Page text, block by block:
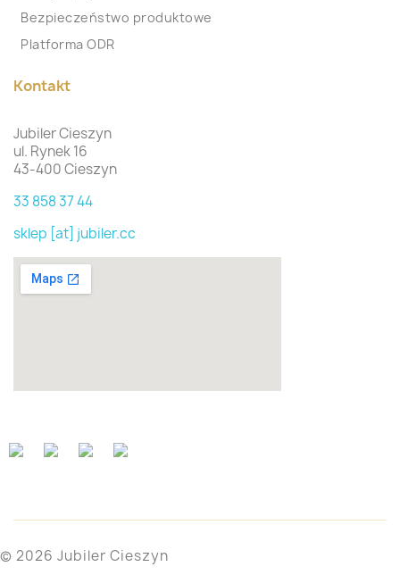
Bezpieczeństwo produktowe
Platforma ODR
Kontakt
Jubiler Cieszyn
ul. Rynek 16
43-400 Cieszyn
33 858 37 44
sklep [at] jubiler.cc
© 2026 Jubiler Cieszyn